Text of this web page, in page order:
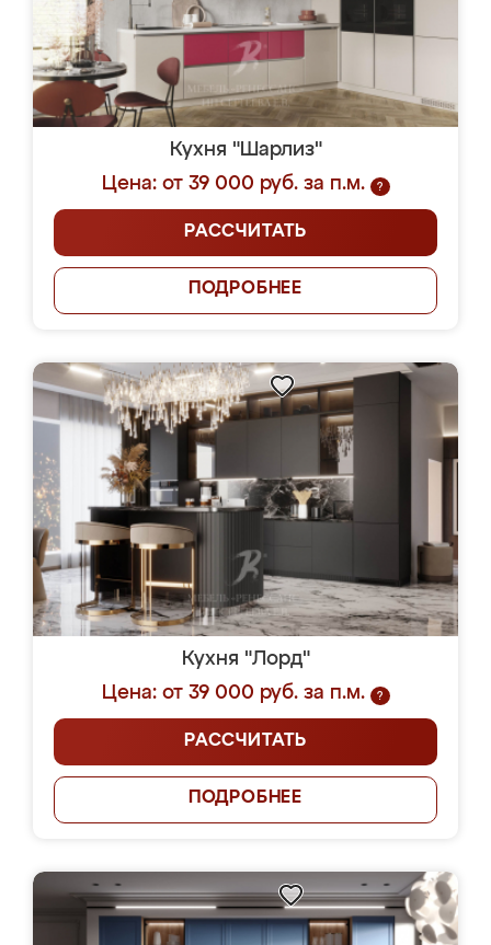
Кухня "Шарлиз"
Цена: от 39 000 руб. за п.м.
?
РАССЧИТАТЬ
ПОДРОБНЕЕ
Кухня "Лорд"
Цена: от 39 000 руб. за п.м.
?
РАССЧИТАТЬ
ПОДРОБНЕЕ